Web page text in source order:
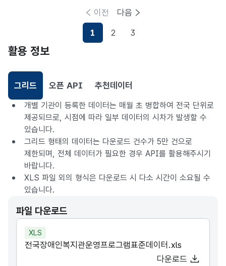
이전
현재페이지
1 2 3
다음
활용 정보
그리드
선택됨
오픈 API 추천데이터
개별 기관이 등록한 데이터는 매월 초 병합하여 전국 단위로
제공되므로, 시점에 따라 일부 데이터의 시차가 발생할 수
있습니다.
그리드 형태의 데이터는 다운로드 건수가 5만 건으로
제한되며, 전체 데이터가 필요한 경우 API를 활용해주시기
바랍니다.
XLS 파일 외의 형식은 다운로드 시 다소 시간이 소요될 수
있습니다.
파일 다운로드
XLS
전국장애인복지관운영프로그램표준데이터.xls
다운로드